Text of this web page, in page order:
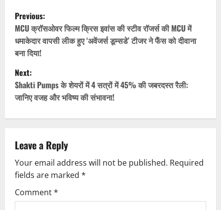
P
o
s
t
n
a
v
i
g
a
Previous:
MCU क्रॉसओवर फिल्म क्रिस इवांस की स्टीव रॉजर्स की MCU में
धमाकेदार वापसी लीक हुए ‘अवेंजर्स डूम्सडे’ टीजर ने फैंस को दीवाना
बना दिया!
Next:
Shakti Pumps के शेयरों में 4 सत्रों में 45% की जबरदस्त रैली:
जानिए वजह और भविष्य की संभावना!
Leave a Reply
Your email address will not be published. Required
fields are marked *
Comment*